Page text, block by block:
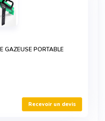
GAZEUSE PORTABLE
Recevoir un devis